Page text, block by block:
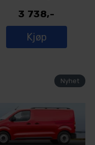
3 738,-
Kjøp